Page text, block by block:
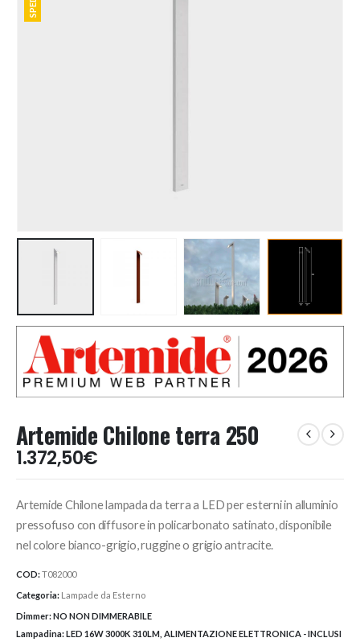
Artemide Chilone terra 250
1.372,50€
Artemide Chilone lampada da terra a LED per esterni in alluminio
pressofuso con diffusore in policarbonato satinato, disponibile
nel colore bianco-grigio, ruggine o grigio antracite.
COD:T082000
Categoria: Lampade da Esterno
Dimmer:NO NON DIMMERABILE
Lampadina:LED 16W 3000K 310LM, ALIMENTAZIONE ELETTRONICA - INCLUSI